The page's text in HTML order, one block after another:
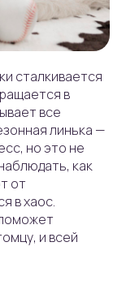
сталкивается
в
все
линька —
но это не
как
от
в хаос.
и всей